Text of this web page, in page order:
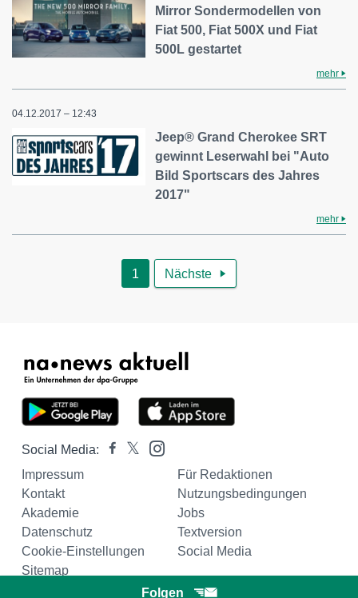
Folgen
Mirror Sondermodellen von
Fiat 500, Fiat 500X und Fiat
500L gestartet
mehr
04.12.2017 – 12:43
Jeep® Grand Cherokee SRT
gewinnt Leserwahl bei "Auto
Bild Sportscars des Jahres
2017"
mehr
1 Nächste 
Social Media:
Impressum
Für Redaktionen
Kontakt
Nutzungsbedingungen
Akademie
Jobs
Datenschutz
Textversion
Cookie-Einstellungen
Social Media
Sitemap